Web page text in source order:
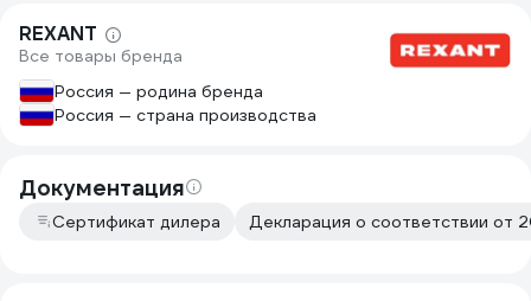
REXANT
Все товары бренда
Россия — родина бренда
Россия — страна производства
Документация
Сертификат дилера Декларация о соответствии от